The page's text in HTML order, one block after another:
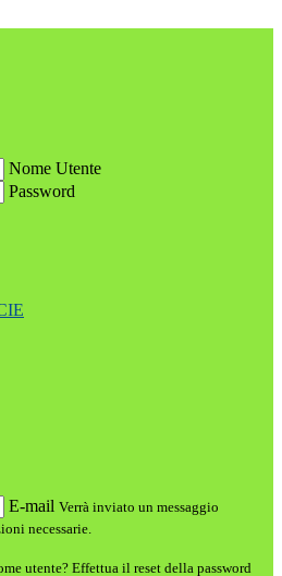
Nome Utente
Password
E-mail Verrà inviato un messaggio
necessarie.
utente? Effettua il reset della password